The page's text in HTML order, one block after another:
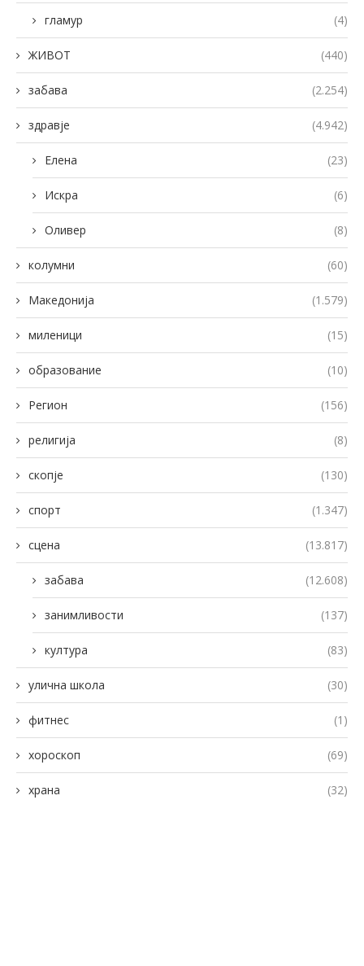
гламур (4)
ЖИВОТ (440)
забава (2.254)
здравје (4.942)
Елена (23)
Искра (6)
Оливер (8)
колумни (60)
Македонија (1.579)
миленици (15)
образование (10)
Регион (156)
религија (8)
скопје (130)
спорт (1.347)
сцена (13.817)
забава (12.608)
занимливости (137)
култура (83)
улична школа (30)
фитнес (1)
хороскоп (69)
храна (32)